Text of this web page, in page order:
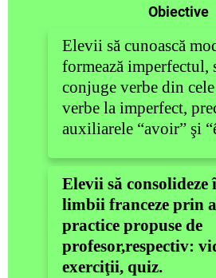
Obiective
Elevii să cunoască
formează imperfectul,
conjuge verbe din
verbe la imperfect,
auxiliarele “avoir” şi
Elevii să consolideze
limbii franceze prin
practice propuse de
profesor,respectiv:
exerciţii, quiz.